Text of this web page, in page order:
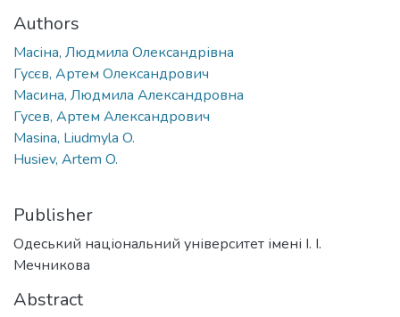
Authors
Масіна, Людмила Олександрівна
Гусєв, Артем Олександрович
Масина, Людмила Александровна
Гусев, Артем Александрович
Masina, Liudmyla O.
Husiev, Artem O.
Publisher
Одеський національний університет імені І. І.
Мечникова
Abstract